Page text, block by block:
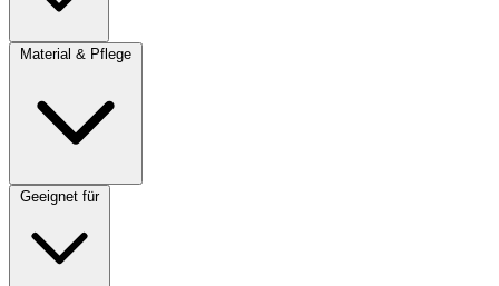
Material & Pflege
Geeignet für